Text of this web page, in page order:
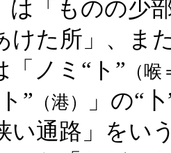
「ものの少
けた所」、ま
「ノミ“ト” （
” （港）
」の“
い通路」をい